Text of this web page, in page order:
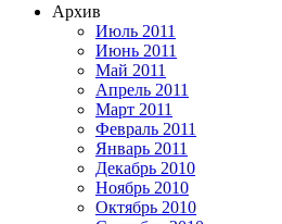
Архив
Июль 2011
Июнь 2011
Май 2011
Апрель 2011
Март 2011
Февраль 2011
Январь 2011
Декабрь 2010
Ноябрь 2010
Октябрь 2010